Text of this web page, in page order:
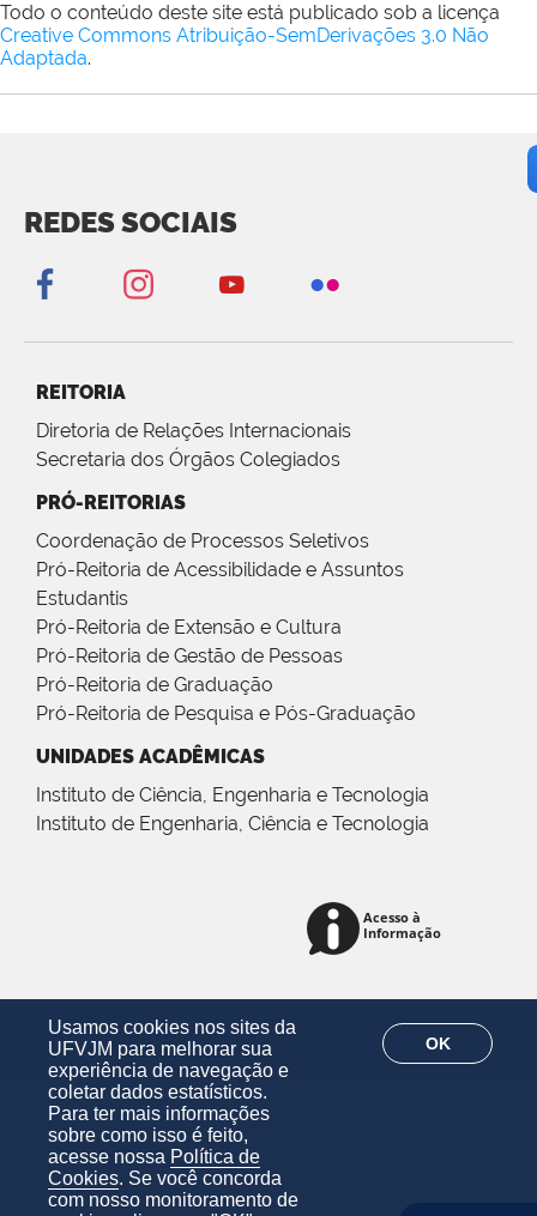
Usamos cookies nos sites da
UFVJM para melhorar sua
experiência de navegação e
coletar dados estatísticos.
Para ter mais informações
sobre como isso é feito,
acesse nossa Política de
Cookies. Se você concorda
com nosso monitoramento de
OK
Todo o conteúdo deste site está publicado sob a licença
Creative Commons Atribuição-SemDerivações 3.0 Não
Adaptada.
REDES SOCIAIS
REITORIA
Diretoria de Relações Internacionais
Secretaria dos Órgãos Colegiados
PRÓ-REITORIAS
Coordenação de Processos Seletivos
Pró-Reitoria de Acessibilidade e Assuntos
Estudantis
Pró-Reitoria de Extensão e Cultura
Pró-Reitoria de Gestão de Pessoas
Pró-Reitoria de Graduação
Pró-Reitoria de Pesquisa e Pós-Graduação
UNIDADES ACADÊMICAS
Instituto de Ciência, Engenharia e Tecnologia
Instituto de Engenharia, Ciência e Tecnologia